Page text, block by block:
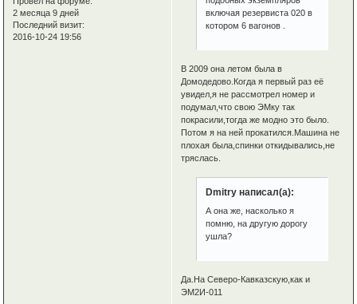
2 месяца 9 дней
Последний визит:
2016-10-24 19:56
включая резервиста 020 в
котором 6 вагонов .
В 2009 она летом была в
Домодедово.Когда я первый раз её
увидел,я не рассмотрел номер и
подумал,что свою ЭМку так
покрасили,тогда же модно это было.
Потом я на ней прокатился.Машина не
плохая была,спинки откидывались,не
тряслась.
Dmitry написал(а):
А она же, насколько я
помню, на другую дорогу
ушла?
Да.На Северо-Кавказскую,как и
ЭМ2И-011